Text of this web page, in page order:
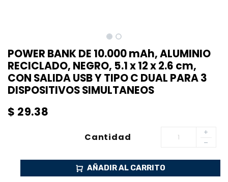
POWER BANK DE 10.000 mAh, ALUMINIO
RECICLADO, NEGRO, 5.1 x 12 x 2.6 cm,
CON SALIDA USB Y TIPO C DUAL PARA 3
DISPOSITIVOS SIMULTANEOS
$ 29.38
Cantidad
AÑADIR AL CARRITO